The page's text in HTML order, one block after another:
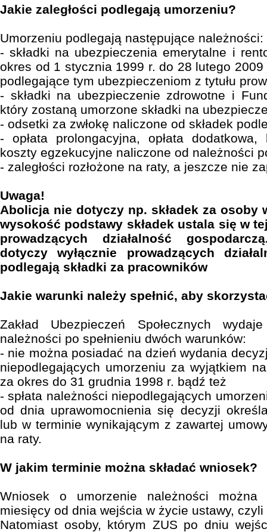
Jakie zaległości podlegają umorzeniu?
Umorzeniu podlegają następujące należności:
- składki na ubezpieczenia emerytalne i
okres od 1 stycznia 1999 r. do 28 lutego
podlegające tym ubezpieczeniom z tytułu
- składki na ubezpieczenie zdrowotne i
który zostaną umorzone składki na
- odsetki za zwłokę naliczone od składek
- opłata prolongacyjna, opłata
koszty egzekucyjne naliczone od należności
- zaległości rozłożone na raty, a jeszcze nie
Uwaga!
Abolicja nie dotyczy np. składek za osoby
wysokość podstawy składek ustala się w
prowadzących działalność
dotyczy wyłącznie prowadzących
podlegają składki za pracowników
Jakie warunki należy spełnić, aby
Zakład Ubezpieczeń Społecznych
należności po spełnieniu dwóch warunków:
- nie można posiadać na dzień wydania
niepodlegających umorzeniu za wyjątkiem
za okres do 31 grudnia 1998 r. bądź też
- spłata należności niepodlegających
od dnia uprawomocnienia się decyzji
lub w terminie wynikającym z zawartej
na raty.
W jakim terminie można składać wniosek?
Wniosek o umorzenie należności
miesięcy od dnia wejścia w życie ustawy, czyli
Natomiast osoby, którym ZUS po dniu